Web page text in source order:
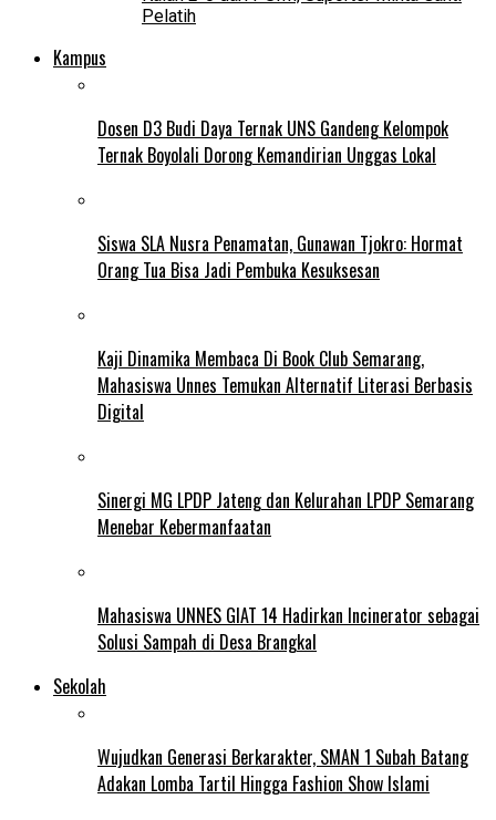
Pelatih
Kampus
Dosen D3 Budi Daya Ternak UNS Gandeng Kelompok
Ternak Boyolali Dorong Kemandirian Unggas Lokal
Siswa SLA Nusra Penamatan, Gunawan Tjokro: Hormat
Orang Tua Bisa Jadi Pembuka Kesuksesan
Kaji Dinamika Membaca Di Book Club Semarang,
Mahasiswa Unnes Temukan Alternatif Literasi Berbasis
Digital
Sinergi MG LPDP Jateng dan Kelurahan LPDP Semarang
Menebar Kebermanfaatan
Mahasiswa UNNES GIAT 14 Hadirkan Incinerator sebagai
Solusi Sampah di Desa Brangkal
Sekolah
Wujudkan Generasi Berkarakter, SMAN 1 Subah Batang
Adakan Lomba Tartil Hingga Fashion Show Islami